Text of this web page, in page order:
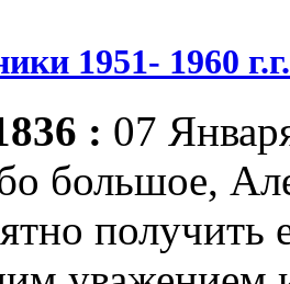
1951- 1960
: 07
получить